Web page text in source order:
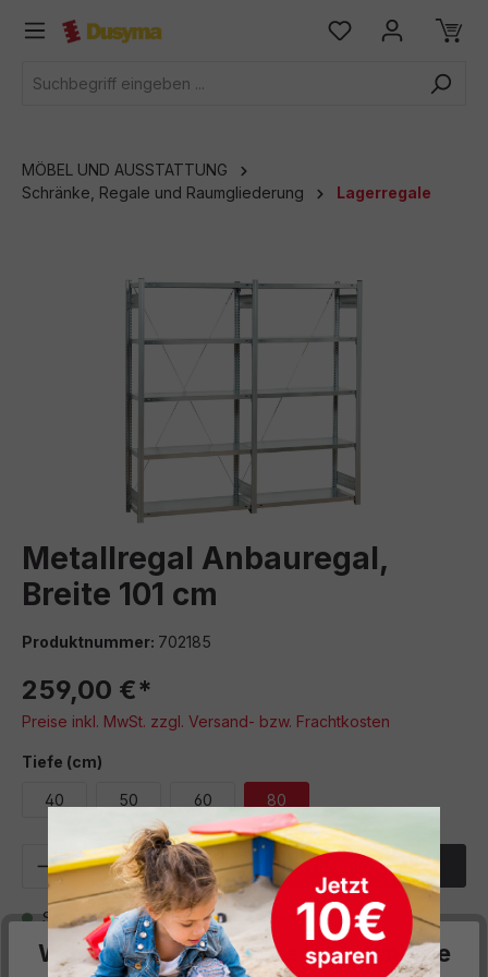
springen
MÖBEL UND AUSSTATTUNG
Schränke, Regale und Raumgliederung
Lagerregale
Bildergalerie überspringen
Metallregal Anbauregal,
Breite 101 cm
Produktnummer: 702185
259,00 €*
Preise inkl. MwSt. zzgl. Versand- bzw. Frachtkosten
Tiefe (cm)
40 50 60 80
Produkt Anzahl: Gib denIn den Warenkorb
Sofort verfügbar, Lieferzeit: 6 Wochen
Zum Merkzettel hinzufügen
Wir respektieren deine Privatsphäre